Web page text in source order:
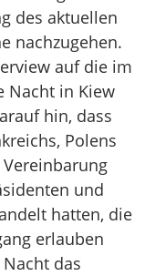
des aktuellen
nachzugehen.
auf die im
Nacht in Kiew
hin, dass
Polens
und
hatten, die
erlauben
das